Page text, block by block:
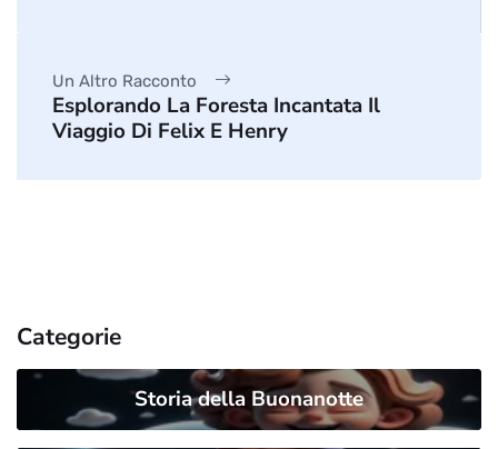
Un Altro Racconto
Esplorando La Foresta Incantata Il
Viaggio Di Felix E Henry
Categorie
Storia della Buonanotte